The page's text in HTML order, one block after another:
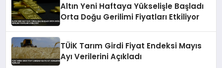
Altın Yeni Haftaya Yükselişle Başladı
Orta Doğu Gerilimi Fiyatları Etkiliyor
TÜİK Tarım Girdi Fiyat Endeksi Mayıs
Ayı Verilerini Açıkladı